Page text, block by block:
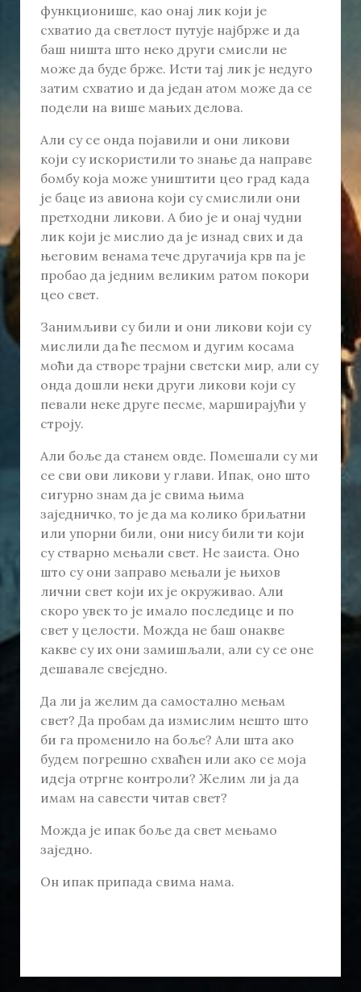
функционише, као онај лик који је
схватио да светлост путује најбрже и да
баш ништа што неко други смисли не
може да буде брже. Исти тај лик је недуго
затим схватио и да један атом може да се
подели на више мањих делова.
Али су се онда појавили и они ликови
који су искористили то знање да направе
бомбу која може уништити цео град када
је баце из авиона који су смислили они
претходни ликови. А био је и онај чудни
лик који је мислио да је изнад свих и да
његовим венама тече другачија крв па је
пробао да једним великим ратом покори
цео свет.
Занимљиви су били и они ликови који су
мислили да ће песмом и дугим косама
моћи да створе трајни светски мир, али су
онда дошли неки други ликови који су
певали неке друге песме, марширајући у
строју.
Али боље да станем овде. Помешали су ми
се сви ови ликови у глави. Ипак, оно што
сигурно знам да је свима њима
заједничко, то је да ма колико бриљатни
или упорни били, они нису били ти који
су стварно мењали свет. Не заиста. Оно
што су они заправо мењали је њихов
лични свет који их је окруживао. Али
скоро увек то је имало последице и по
свет у целости. Можда не баш онакве
какве су их они замишљали, али су се оне
дешавале свеједно.
Да ли ја желим да самостално мењам
свет? Да пробам да измислим нешто што
би га променило на боље? Али шта ако
будем погрешно схваћен или ако се моја
идеја отргне контроли? Желим ли ја да
имам на савести читав свет?
Можда је ипак боље да свет мењамо
заједно.
Он ипак припада свима нама.